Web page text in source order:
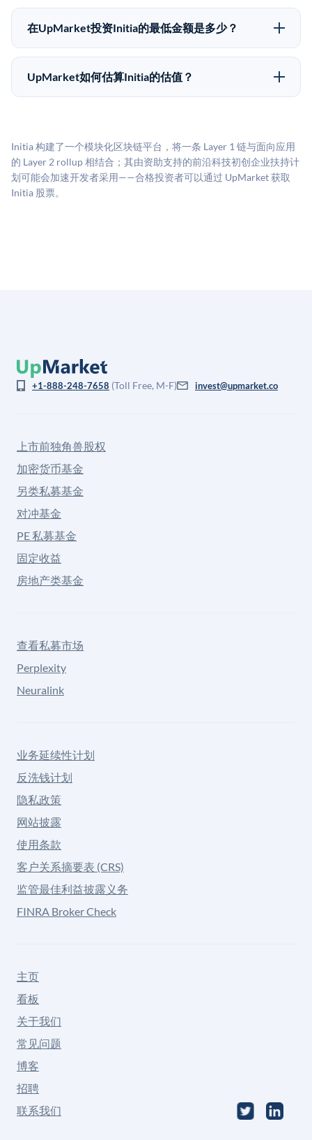
为FINRA注册的经纪交易商促成这些交易，代表双方处
理合规、文件和结算事宜。
Pre-IPO持股主要有两种退出途径：在二级市场将股份出
售给其他买家，或持有直到公司完成IPO或被收购。两
市场条件。任何退出的时间都是不可预测的，投资者应
做好多年持有的准备。
在UpMarket投资Initia的最低金额是多少？
UpMarket上大多数Pre-IPO产品的最低投资金额为
50,000美元。具体金额可能因产品和股份供应情况而有
UpMarket如何估算Initia的估值？
司可比倍数应用私有公司折扣，以反映流动性不足和信
息不对称。此估值不构成投资建议，可能与实际交易价
格存在重大差异。
Initia 构建了一个模块化区块链平台，将一条 Layer 1 链与面向应用
的 Layer 2 rollup 相结合；其由资助支持的前沿科技初创企业扶持计
划可能会加速开发者采用——合格投资者可以通过 UpMarket 获取
Initia 股票。
+1-888-248-7658 (Toll Free, M-F) invest@upmarket.co
上市前独角兽股权
加密货币基金
另类私募基金
对冲基金
PE 私募基金
固定收益
房地产类基金
查看私募市场
Perplexity
Neuralink
业务延续性计划
反洗钱计划
隐私政策
网站披露
使用条款
客户关系摘要表 (CRS)
监管最佳利益披露义务
FINRA Broker Check
主页
看板
关于我们
常见问题
博客
招聘
联系我们